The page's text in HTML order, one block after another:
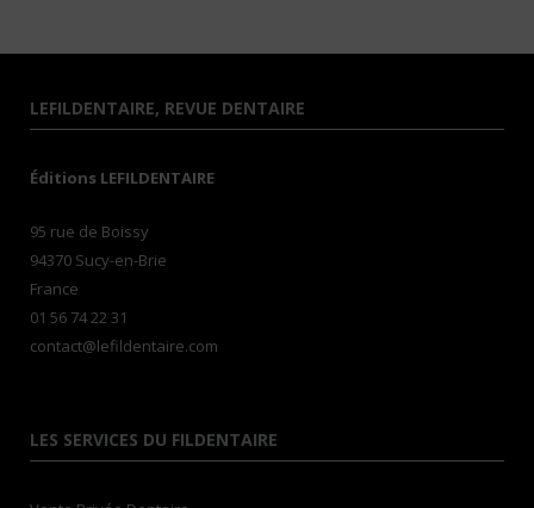
LEFILDENTAIRE, REVUE DENTAIRE
Éditions LEFILDENTAIRE
95 rue de Boissy
94370 Sucy-en-Brie
France
01 56 74 22 31
contact@lefildentaire.com
LES SERVICES DU FILDENTAIRE